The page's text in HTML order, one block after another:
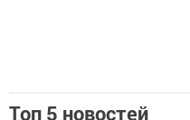
Топ 5 новостей